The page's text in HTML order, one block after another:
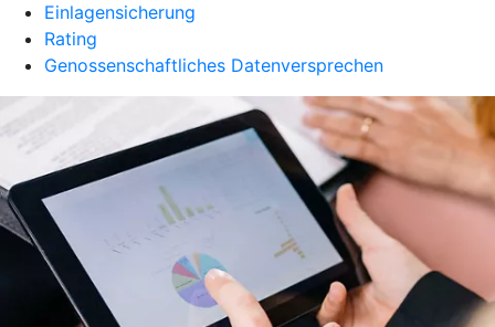
Einlagensicherung
Rating
Genossenschaftliches Datenversprechen